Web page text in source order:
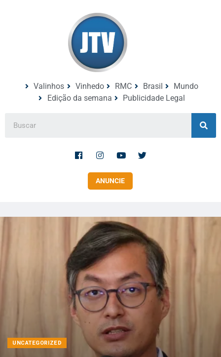
Valinhos Vinhedo RMC Brasil
Mundo
Edição da semana
Publicidade Legal
ANUNCIE
UNCATEGORIZED